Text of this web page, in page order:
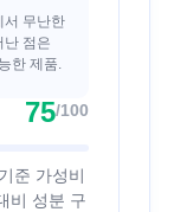
서 무난한
난 점은
한 제품.
75/100
준 가성비
비 성분 구